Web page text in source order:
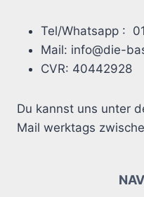
Tel/Whatsapp :
Mail: info@die-
CVR: 40442928
Du kannst uns unter
Mail werktags